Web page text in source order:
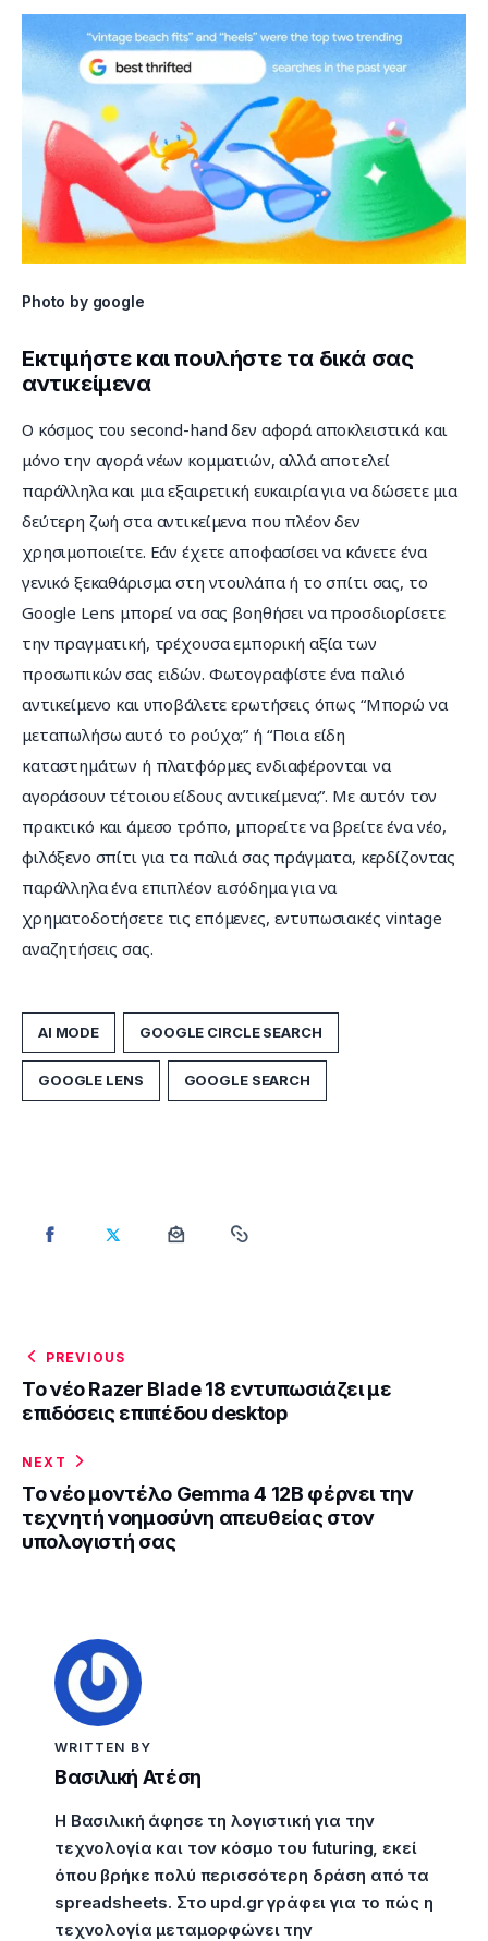
Photo by google
Εκτιμήστε και πουλήστε τα δικά σας
αντικείμενα
Ο κόσμος του second-hand δεν αφορά αποκλειστικά και
μόνο την αγορά νέων κομματιών, αλλά αποτελεί
παράλληλα και μια εξαιρετική ευκαιρία για να δώσετε μια
δεύτερη ζωή στα αντικείμενα που πλέον δεν
χρησιμοποιείτε. Εάν έχετε αποφασίσει να κάνετε ένα
γενικό ξεκαθάρισμα στη ντουλάπα ή το σπίτι σας, το
Google Lens μπορεί να σας βοηθήσει να προσδιορίσετε
την πραγματική, τρέχουσα εμπορική αξία των
προσωπικών σας ειδών. Φωτογραφίστε ένα παλιό
αντικείμενο και υποβάλετε ερωτήσεις όπως “Μπορώ να
μεταπωλήσω αυτό το ρούχο;” ή “Ποια είδη
καταστημάτων ή πλατφόρμες ενδιαφέρονται να
αγοράσουν τέτοιου είδους αντικείμενα;”. Με αυτόν τον
πρακτικό και άμεσο τρόπο, μπορείτε να βρείτε ένα νέο,
φιλόξενο σπίτι για τα παλιά σας πράγματα, κερδίζοντας
παράλληλα ένα επιπλέον εισόδημα για να
χρηματοδοτήσετε τις επόμενες, εντυπωσιακές vintage
αναζητήσεις σας.
AI MODE GOOGLE CIRCLE SEARCH
GOOGLE LENS GOOGLE SEARCH
PREVIOUS
Το νέο Razer Blade 18 εντυπωσιάζει με
επιδόσεις επιπέδου desktop
NEXT
Το νέο μοντέλο Gemma 4 12B φέρνει την
τεχνητή νοημοσύνη απευθείας στον
υπολογιστή σας
WRITTEN BY
Βασιλική Ατέση
Η Βασιλική άφησε τη λογιστική για την
τεχνολογία και τον κόσμο του futuring, εκεί
όπου βρήκε πολύ περισσότερη δράση από τα
spreadsheets. Στο upd.gr γράφει για το πώς η
τεχνολογία μεταμορφώνει την